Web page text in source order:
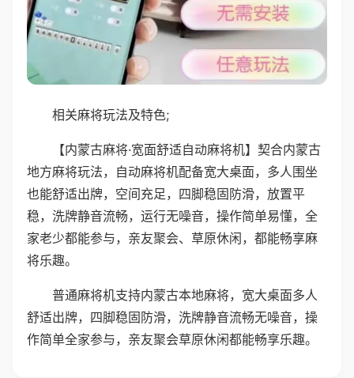
相关麻将玩法及特色;
【内蒙古麻将·宽面舒适自动麻将机】契合内蒙古
地方麻将玩法，自动麻将机配备宽大桌面，多人围坐
也能舒适出牌，空间充足，四脚稳固防滑，放置平
稳，洗牌静音流畅，运行无噪音，操作简单易懂，全
家老少都能参与，亲友聚会、草原休闲，都能畅享麻
将乐趣。
普通麻将机支持内蒙古本地麻将，宽大桌面多人
舒适出牌，四脚稳固防滑，洗牌静音流畅无噪音，操
作简单全家参与，亲友聚会草原休闲都能畅享乐趣。